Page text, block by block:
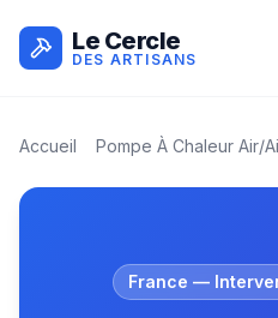
Le Cercle
DES ARTISANS
Accueil Pompe À Chaleur Air/
France —